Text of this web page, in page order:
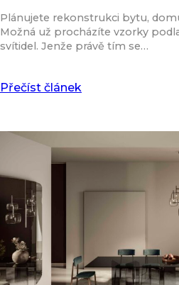
Plánujete rekonstrukci bytu,
Možná už procházíte vzorky
svítidel. Jenže právě tím se…
Přečíst článek